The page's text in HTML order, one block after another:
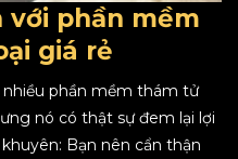
với phần mềm
giá rẻ
phần mềm thám tử
nó có thật sự đem lại lợi
Bạn nên cẩn thận